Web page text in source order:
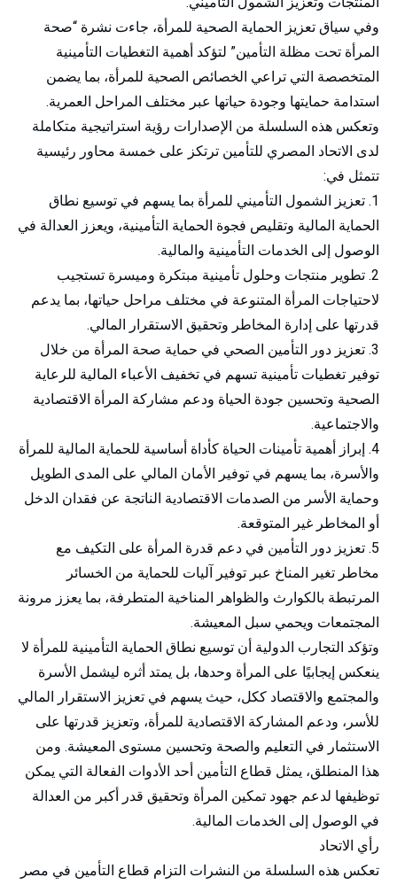
وفي سياق تعزيز الحماية الصحية للمرأة، جاءت نشرة “صحة
المرأة تحت مظلة التأمين” لتؤكد أهمية التغطيات التأمينية
المتخصصة التي تراعي الخصائص الصحية للمرأة، بما يضمن
استدامة حمايتها وجودة حياتها عبر مختلف المراحل العمرية.
وتعكس هذه السلسلة من الإصدارات رؤية استراتيجية متكاملة
لدى الاتحاد المصري للتأمين ترتكز على خمسة محاور رئيسية
تتمثل في:
تعزيز الشمول التأميني للمرأة بما يسهم في توسيع نطاق
الحماية المالية وتقليص فجوة الحماية التأمينية، ويعزز العدالة في
الوصول إلى الخدمات التأمينية والمالية.
تطوير منتجات وحلول تأمينية مبتكرة وميسرة تستجيب
لاحتياجات المرأة المتنوعة في مختلف مراحل حياتها، بما يدعم
قدرتها على إدارة المخاطر وتحقيق الاستقرار المالي.
تعزيز دور التأمين الصحي في حماية صحة المرأة من خلال
توفير تغطيات تأمينية تسهم في تخفيف الأعباء المالية للرعاية
الصحية وتحسين جودة الحياة ودعم مشاركة المرأة الاقتصادية
والاجتماعية.
إبراز أهمية تأمينات الحياة كأداة أساسية للحماية المالية للمرأة
والأسرة، بما يسهم في توفير الأمان المالي على المدى الطويل
وحماية الأسر من الصدمات الاقتصادية الناتجة عن فقدان الدخل
أو المخاطر غير المتوقعة.
تعزيز دور التأمين في دعم قدرة المرأة على التكيف مع
مخاطر تغير المناخ عبر توفير آليات للحماية من الخسائر
المرتبطة بالكوارث والظواهر المناخية المتطرفة، بما يعزز مرونة
المجتمعات ويحمي سبل المعيشة.
وتؤكد التجارب الدولية أن توسيع نطاق الحماية التأمينية للمرأة لا
ينعكس إيجابيًا على المرأة وحدها، بل يمتد أثره ليشمل الأسرة
والمجتمع والاقتصاد ككل، حيث يسهم في تعزيز الاستقرار المالي
للأسر، ودعم المشاركة الاقتصادية للمرأة، وتعزيز قدرتها على
الاستثمار في التعليم والصحة وتحسين مستوى المعيشة. ومن
هذا المنطلق، يمثل قطاع التأمين أحد الأدوات الفعالة التي يمكن
توظيفها لدعم جهود تمكين المرأة وتحقيق قدر أكبر من العدالة
في الوصول إلى الخدمات المالية.
رأي الاتحاد
تعكس هذه السلسلة من النشرات التزام قطاع التأمين في مصر